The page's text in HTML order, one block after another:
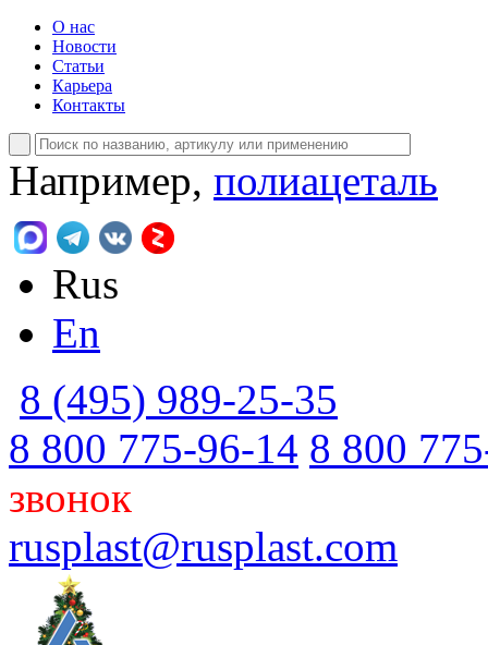
О нас
Новости
Статьи
Карьера
Контакты
Например, полиацеталь
Rus
En
8 (495) 989-25-35
8 800 775-96-14 8 800
звонок
rusplast@rusplast.com